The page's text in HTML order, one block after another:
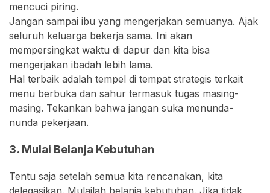
mencuci piring.
Jangan sampai ibu yang mengerjakan semuanya. Ajak
seluruh keluarga bekerja sama. Ini akan
mempersingkat waktu di dapur dan kita bisa
mengerjakan ibadah lebih lama.
Hal terbaik adalah tempel di tempat strategis terkait
menu berbuka dan sahur termasuk tugas masing-
masing. Tekankan bahwa jangan suka menunda-
nunda pekerjaan.
3. Mulai Belanja Kebutuhan
Tentu saja setelah semua kita rencanakan, kita